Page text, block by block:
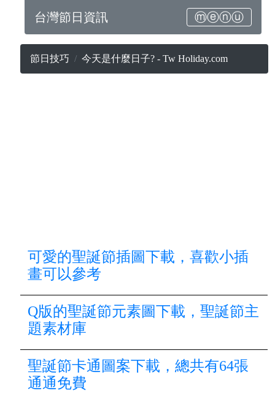
台灣節日資訊 ⓜⓔⓝⓤ
節日技巧 今天是什麼日子? - Tw Holiday.com
可愛的聖誕節插圖下載，喜歡小插
畫可以參考
Q版的聖誕節元素圖下載，聖誕節主
題素材庫
聖誕節卡通圖案下載，總共有64張
通通免費